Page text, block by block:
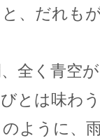
、だれも
全く青空
とは味わ
ように、